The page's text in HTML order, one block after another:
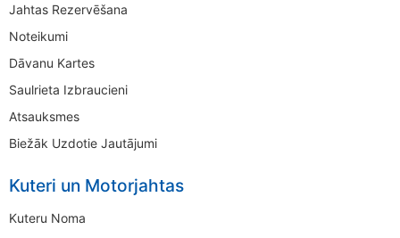
Jahtas Rezervēšana
Noteikumi
Dāvanu Kartes
Saulrieta Izbraucieni
Atsauksmes
Biežāk Uzdotie Jautājumi
Kuteri un Motorjahtas
Kuteru Noma